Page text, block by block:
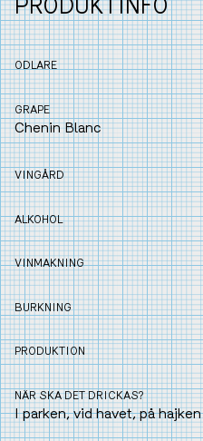
PRODUKTINFO
ODLARE
GRAPE
Chenin Blanc
VINGÅRD
ALKOHOL
VINMAKNING
BURKNING
PRODUKTION
NÄR SKA DET DRICKAS?
I parken, vid havet, på hajken